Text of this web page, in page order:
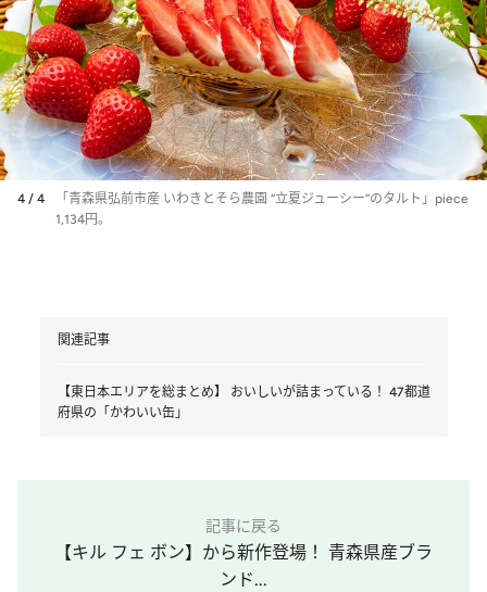
4 / 4
「青森県弘前市産 いわきとそら農園 “立夏ジューシー”のタルト」piece
1,134円。
関連記事
【東日本エリアを総まとめ】 おいしいが詰まっている！ 47都道
府県の「かわいい缶」
記事に戻る
【キル フェ ボン】から新作登場！ 青森県産ブラ
ンド...